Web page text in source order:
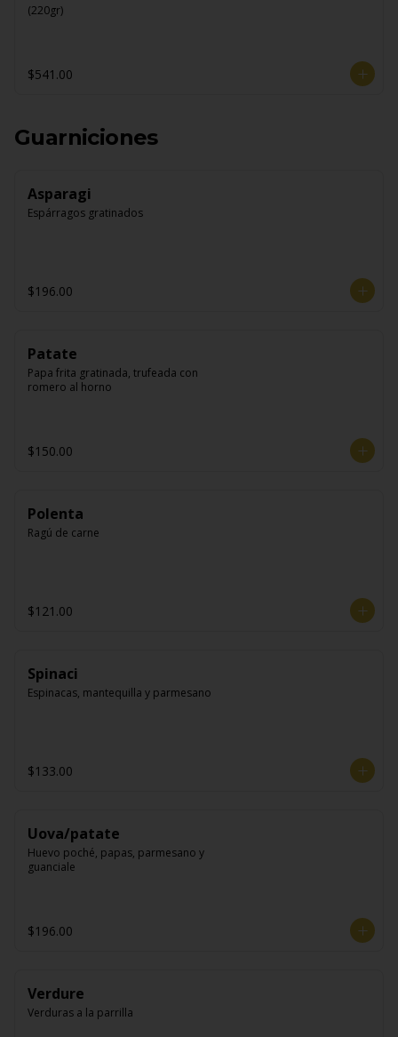
(220gr)
$541.00
Guarniciones
Asparagi
Espárragos gratinados
$196.00
Patate
Papa frita gratinada, trufeada con
romero al horno
$150.00
Polenta
Ragú de carne
$121.00
Spinaci
Espinacas, mantequilla y parmesano
$133.00
Uova/patate
Huevo poché, papas, parmesano y
guanciale
$196.00
Verdure
Verduras a la parrilla